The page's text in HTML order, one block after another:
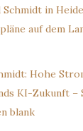
Schmidt in
auf dem
Hohe
KI-Zukunft –
blank